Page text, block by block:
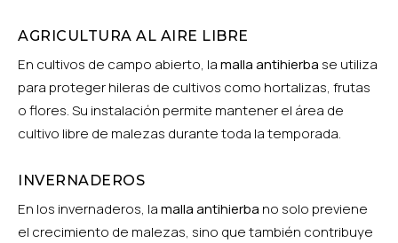
AGRICULTURA AL AIRE LIBRE
En cultivos de campo abierto, lamalla antihierba se utiliza
para proteger hileras de cultivos como hortalizas, frutas
o flores. Su instalación permite mantener el área de
cultivo libre de malezas durante toda la temporada.
INVERNADEROS
En los invernaderos, lamalla antihierba no solo previene
el crecimiento de malezas, sino que también contribuye